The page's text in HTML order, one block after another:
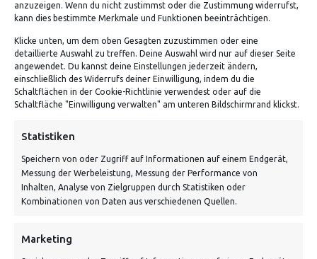
anzuzeigen. Wenn du nicht zustimmst oder die Zustimmung widerrufst,
kann dies bestimmte Merkmale und Funktionen beeinträchtigen.
Klicke unten, um dem oben Gesagten zuzustimmen oder eine
detaillierte Auswahl zu treffen. Deine Auswahl wird nur auf dieser Seite
angewendet. Du kannst deine Einstellungen jederzeit ändern,
einschließlich des Widerrufs deiner Einwilligung, indem du die
Schaltflächen in der Cookie-Richtlinie verwendest oder auf die
Schaltfläche "Einwilligung verwalten" am unteren Bildschirmrand klickst.
Statistiken
Speichern von oder Zugriff auf Informationen auf einem Endgerät,
Messung der Werbeleistung, Messung der Performance von
Inhalten, Analyse von Zielgruppen durch Statistiken oder
Kombinationen von Daten aus verschiedenen Quellen.
Marketing
ADRESSE
Von Tiling GmbH
Kontakt: Mo - Fr von 10:00 bis 18:00 Uhr
info@vontiling.de